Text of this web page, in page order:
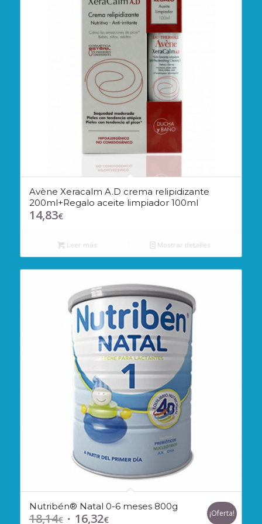
Avène Xeracalm A.D crema relipidizante
200ml+Regalo aceite limpiador 100ml
14,83€
Leer más Mostrar detalles
Nutribén® Natal 0-6 meses 800g
18,14€ El 16,32€El
¡Oferta!